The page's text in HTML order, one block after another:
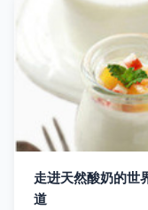
走进天然酸奶的
道